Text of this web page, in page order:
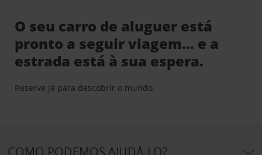
O seu carro de aluguer está
pronto a seguir viagem… e a
estrada está à sua espera.
Reserve já para descobrir o mundo.
COMO PODEMOS AJUDÁ-LO?